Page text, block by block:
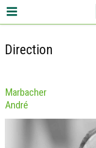
Direction
Marbacher
André